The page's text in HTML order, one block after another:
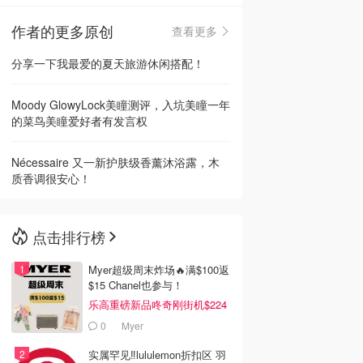
🇳🇿新西兰
作者的更多原创
查看更多
分享一下我最爱的夏天旅游休闲搭配！
Moody GlowyLock美瞳测评，入坑美瞳一年
的菜鸟美瞳爱好者有发言权
Nécessaire 又一新护肤级香薰沐浴露，木
质香调很安心！
点击排行榜
Myer超级周末炸场🔥满$100返
$15 Chanel也参与！
乐高重磅新品咚奇刚街机$224
0 Myer
实属罕见‼️lululemon折扣区 羽